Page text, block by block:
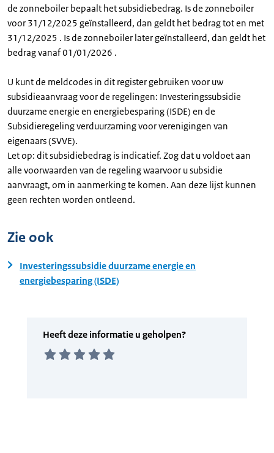
de zonneboiler bepaalt het subsidiebedrag. Is de zonneboiler
voor 31/12/2025 geïnstalleerd, dan geldt het bedrag tot en met
31/12/2025 . Is de zonneboiler later geïnstalleerd, dan geldt het
bedrag vanaf 01/01/2026 .
U kunt de meldcodes in dit register gebruiken voor uw
subsidieaanvraag voor de regelingen: Investeringssubsidie
duurzame energie en energiebesparing (ISDE) en de
Subsidieregeling verduurzaming voor verenigingen van
eigenaars (SVVE).
Let op: dit subsidiebedrag is indicatief. Zog dat u voldoet aan
alle voorwaarden van de regeling waarvoor u subsidie
aanvraagt, om in aanmerking te komen. Aan deze lijst kunnen
geen rechten worden ontleend.
Zie ook
Investeringssubsidie duurzame energie en
energiebesparing (ISDE)